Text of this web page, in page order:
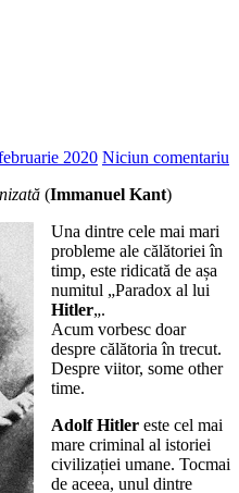
2020 Niciun comentariu
(Immanuel Kant)
Una dintre cele mai mari
probleme ale călătoriei în
timp, este ridicată de așa
numitul „Paradox al lui
Hitler„.
Acum vorbesc doar
despre călătoria în trecut.
Despre viitor, some other
time.
Adolf Hitler este cel mai
mare criminal al istoriei
civilizației umane. Tocmai
de aceea, unul dintre